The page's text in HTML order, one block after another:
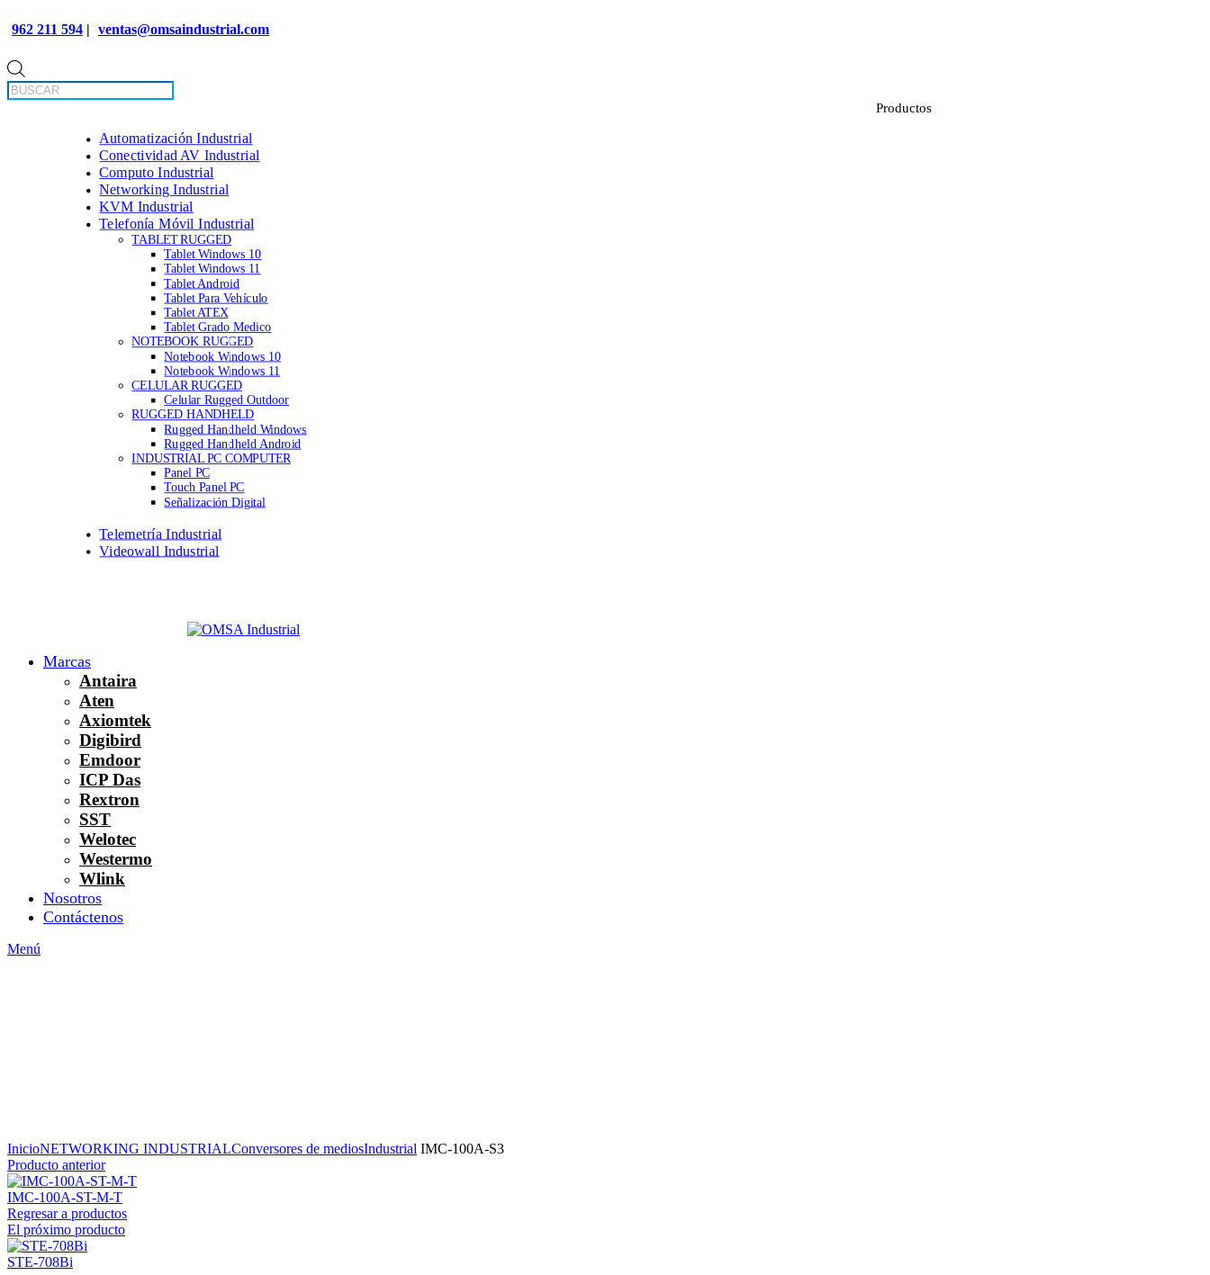
962 211 594 | ventas@omsaindustrial.com
de
productos
Automatización Industrial
Conectividad AV Industrial
Computo Industrial
Networking Industrial
KVM Industrial
Telefonía Móvil Industrial
TABLET RUGGED
Tablet Windows 10
Tablet Windows 11
Tablet Android
Tablet Para Vehículo
Tablet ATEX
Tablet Grado Medico
NOTEBOOK RUGGED
Notebook Windows 10
Notebook Windows 11
CELULAR RUGGED
Celular Rugged Outdoor
RUGGED HANDHELD
Rugged Handheld Windows
Rugged Handheld Android
INDUSTRIAL PC COMPUTER
Panel PC
Touch Panel PC
Señalización Digital
Telemetría Industrial
Videowall Industrial
Marcas
Antaira
Aten
Axiomtek
Digibird
Emdoor
ICP Das
Rextron
SST
Welotec
Westermo
Wlink
Nosotros
Contáctenos
Menú
InicioNETWORKING INDUSTRIALConversores de mediosIndustrial IMC-100A-S3
Producto anterior
IMC-100A-ST-M-T
Regresar a productos
El próximo producto
STE-708Bi